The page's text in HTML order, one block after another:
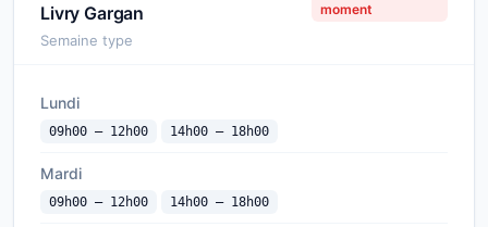
Livry Gargan
moment
Semaine type
Lundi
09h00 — 12h00 14h00 — 18h00
Mardi
09h00 — 12h00 14h00 — 18h00